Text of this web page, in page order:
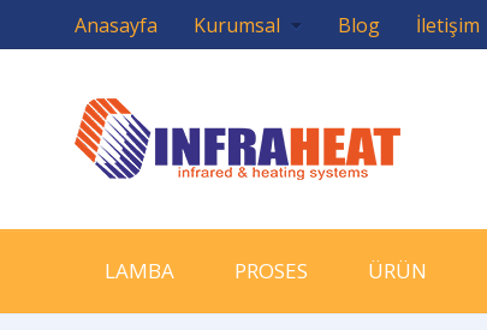
Anasayfa Kurumsal Blog İletişim
LAMBA PROSES ÜRÜN